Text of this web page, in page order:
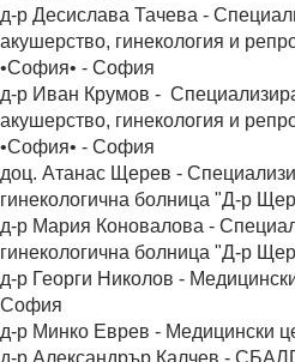
д-р Десислава Тачева -
акушерство, гинекология и
•София• - София
д-р Иван Крумов -
акушерство, гинекология и
•София• - София
доц. Атанас Щерев -
гинекологична болница "Д-р
д-р Мария Коновалова -
гинекологична болница "Д-р
д-р Георги Николов -
София
д-р Минко Еврев - Медицински
д-р Александрър Калчев -